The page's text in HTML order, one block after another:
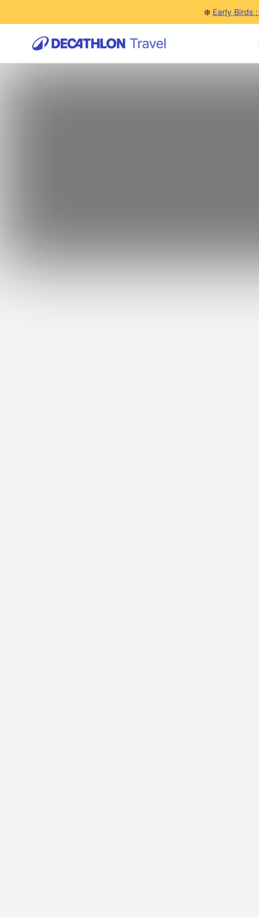
❄️ Early Birds